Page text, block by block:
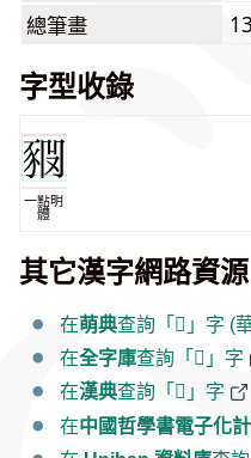
總筆畫
13
字型收錄
一點明
體
其它漢字網路資源
在萌典查詢「𧱊」字 (
在全字庫查詢「𧱊」字
在漢典查詢「𧱊」字
在中國哲學書電子化